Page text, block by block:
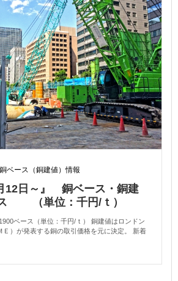
銅ベース（銅建値）情報
12日～』 銅ベース・銅建
（単位：千円/ｔ）
ベース（単位：千円/ｔ） 銅建値はロンドン
Ｅ）が発表する銅の取引価格を元に決定。 新着